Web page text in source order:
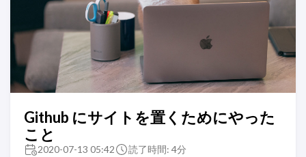
Github にサイトを置くためにやった
こと
2020-07-13 05:42 読了時間: 4分